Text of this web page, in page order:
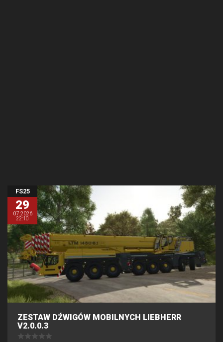
FS25
29
07.2026
22:10
ZESTAW DŹWIGÓW MOBILNYCH LIEBHERR
V2.0.0.3